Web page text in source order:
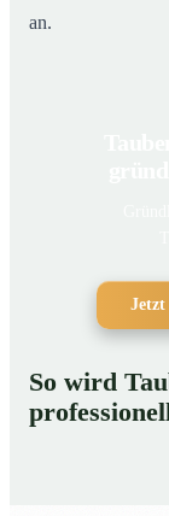
an.
Jetzt
So wird